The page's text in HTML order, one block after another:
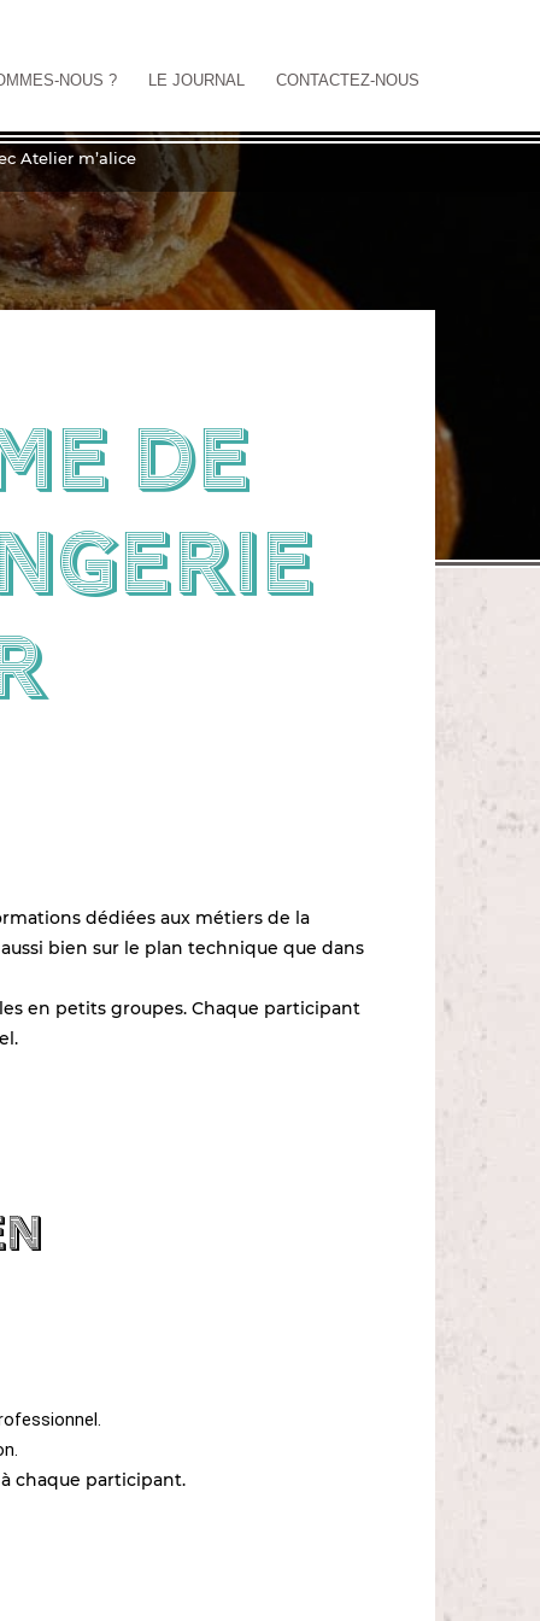
NOUS ? LE JOURNAL CONTACTEZ-NOUS
Atelier m’alice
de
dédiées aux métiers de la
bien sur le plan technique que dans
en petits groupes. Chaque participant
chaque participant.